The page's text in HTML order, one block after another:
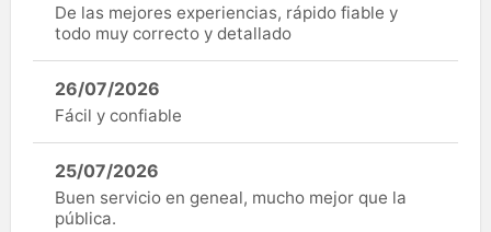
De las mejores experiencias, rápido fiable y
todo muy correcto y detallado
26/07/2026
Fácil y confiable
25/07/2026
Buen servicio en geneal, mucho mejor que la
pública.